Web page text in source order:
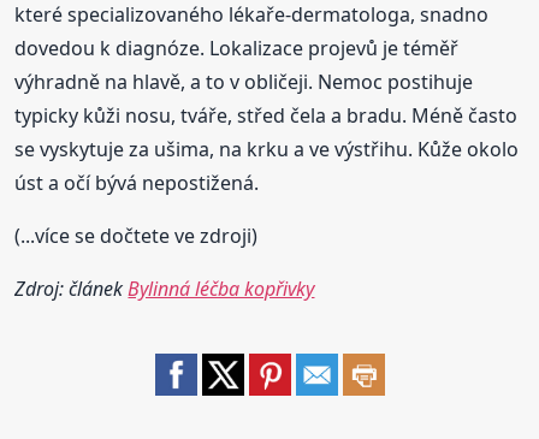
které specializovaného lékaře-dermatologa, snadno
dovedou k diagnóze. Lokalizace projevů je téměř
výhradně na hlavě, a to v obličeji. Nemoc postihuje
typicky kůži nosu, tváře, střed čela a bradu. Méně často
se vyskytuje za ušima, na krku a ve výstřihu. Kůže okolo
úst a očí bývá nepostižená.
(...více se dočtete ve zdroji)
Zdroj: článekBylinná léčba kopřivky